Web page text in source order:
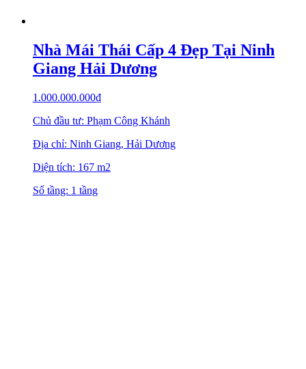
Nhà Mái Thái Cấp 4 Đẹp Tại Ninh
Giang Hải Dương
1.000.000.000₫
Chủ đầu tư: Phạm Công Khánh
Địa chỉ: Ninh Giang, Hải Dương
Diện tích: 167 m2
Số tầng: 1 tầng